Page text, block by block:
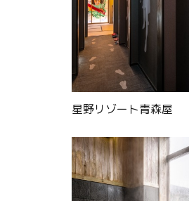
星野リゾート青森屋